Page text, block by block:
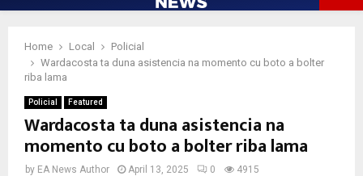
Home Local
Policial
Wardacosta ta duna asistencia na momento cu boto a bolter
riba lama
Policial Featured
Wardacosta ta duna asistencia na
momento cu boto a bolter riba lama
by EA News Author April 13, 2025 0 4915